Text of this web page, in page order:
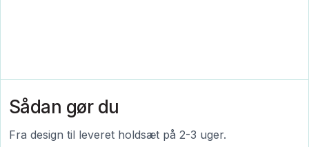
Sådan gør du
Fra design til leveret holdsæt på 2-3 uger.